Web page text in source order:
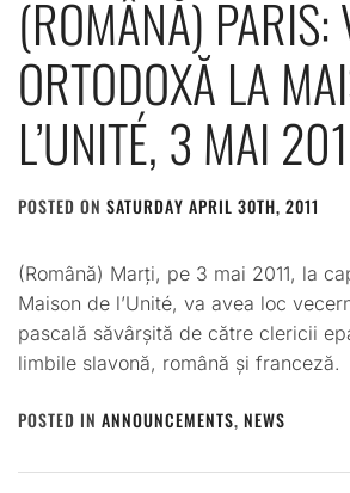
(ROMÂNĂ) PARIS:
ORTODOXĂ LA
L’UNITÉ, 3 MAI
POSTED ON SATURDAY APRIL 30TH, 2011
(Română) Marți, pe 3 mai 2011, la
Maison de l’Unité, va avea loc
pascală săvârșită de către clericii
limbile slavonă, română și franceză.
POSTED IN ANNOUNCEMENTS, NEWS